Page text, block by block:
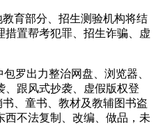
育部分、招生测验机构将结
置帮考犯罪、招生诈骗、虚
罗出力整治网盘、浏览器、
跟风式抄袭、虚假版权登
、童书、教材及教辅图书盗
不法复制、改编、做品，未